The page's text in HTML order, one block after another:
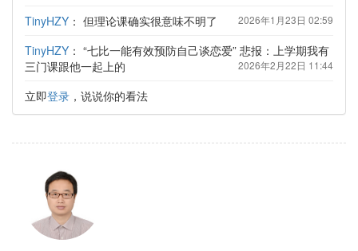
TinyHZY ： 但理论课确实很意味不明了 2026年1月23日 02:59
TinyHZY ： “七比一能有效预防自己谈恋爱” 悲报：上学期我有
三门课跟他一起上的
2026年2月22日 11:44
立即登录 ，说说你的看法